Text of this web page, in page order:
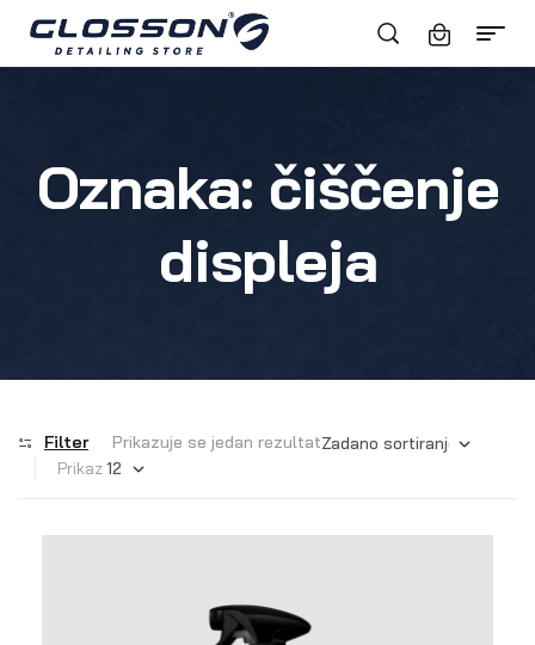
Oznaka: čiščenje
displeja
Filter
Prikazuje se jedan rezultat
Prikaz